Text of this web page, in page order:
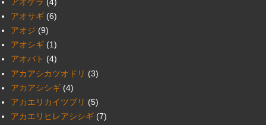
アオサギ (6)
アオジ (9)
アオシギ (1)
アオバト (4)
アカアシカツオドリ (3)
アカアシシギ (4)
アカエリカイツブリ (5)
アカエリヒレアシシギ (7)